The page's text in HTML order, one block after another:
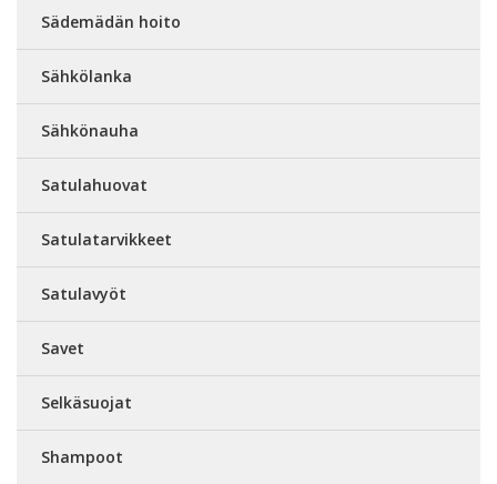
Sädemädän hoito
Sähkölanka
Sähkönauha
Satulahuovat
Satulatarvikkeet
Satulavyöt
Savet
Selkäsuojat
Shampoot